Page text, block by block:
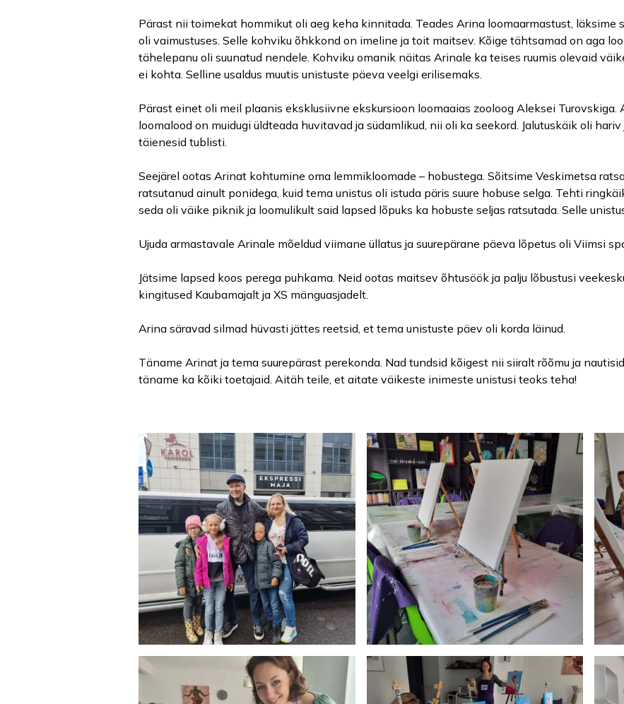
Pärast nii toimekat hommikut oli aeg keha kinnitada. Teades Arina loomaarmastust, läksime
oli vaimustuses. Selle kohviku õhkkond on imeline ja toit maitsev. Kõige tähtsamad on aga
tähelepanu oli suunatud nendele. Kohviku omanik näitas Arinale ka teises ruumis olevaid
ei kohta. Selline usaldus muutis unistuste päeva veelgi erilisemaks.
Pärast einet oli meil plaanis eksklusiivne ekskursioon loomaaias zooloog Aleksei Turovskiga.
loomalood on muidugi üldteada huvitavad ja südamlikud, nii oli ka seekord. Jalutuskäik oli
täienesid tublisti.
Seejärel ootas Arinat kohtumine oma lemmikloomade – hobustega. Sõitsime Veskimetsa
ratsutanud ainult ponidega, kuid tema unistus oli istuda päris suure hobuse selga. Tehti
seda oli väike piknik ja loomulikult said lapsed lõpuks ka hobuste seljas ratsutada. Selle
Ujuda armastavale Arinale mõeldud viimane üllatus ja suurepärane päeva lõpetus oli Viimsi
Jätsime lapsed koos perega puhkama. Neid ootas maitsev õhtusöök ja palju lõbustusi
kingitused Kaubamajalt ja XS mänguasjadelt.
Arina säravad silmad hüvasti jättes reetsid, et tema unistuste päev oli korda läinud.
Täname Arinat ja tema suurepärast perekonda. Nad tundsid kõigest nii siiralt rõõmu ja
täname ka kõiki toetajaid. Aitäh teile, et aitate väikeste inimeste unistusi teoks teha!